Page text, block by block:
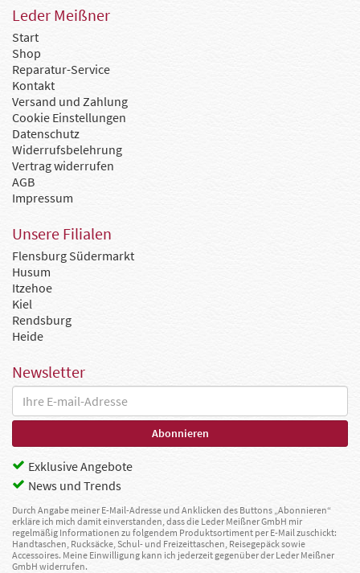
Leder Meißner
Start
Shop
Reparatur-Service
Kontakt
Versand und Zahlung
Cookie Einstellungen
Datenschutz
Widerrufsbelehrung
Vertrag widerrufen
AGB
Impressum
Unsere Filialen
Flensburg Südermarkt
Husum
Itzehoe
Kiel
Rendsburg
Heide
Newsletter
Exklusive Angebote
News und Trends
Durch Angabe meiner E-Mail-Adresse und Anklicken des Buttons „Abonnieren“
erkläre ich mich damit einverstanden, dass die Leder Meißner GmbH mir
regelmäßig Informationen zu folgendem Produktsortiment per E-Mail zuschickt:
Handtaschen, Rucksäcke, Schul- und Freizeittaschen, Reisegepäck sowie
Accessoires. Meine Einwilligung kann ich jederzeit gegenüber der Leder Meißner
GmbH widerrufen.